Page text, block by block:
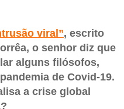
viral”, escrito
o senhor diz que
alguns filósofos,
de Covid-19.
a crise global